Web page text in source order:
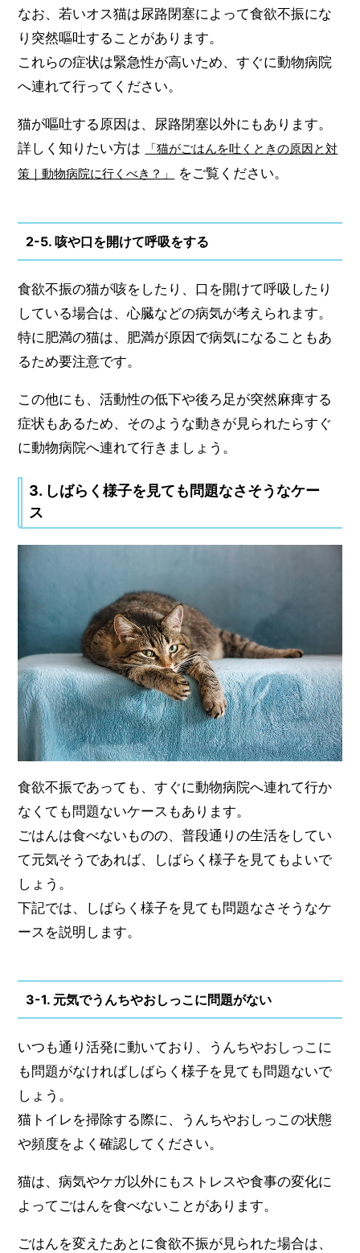
なお、若いオス猫は尿路閉塞によって食欲不振にな
り突然嘔吐することがあります。
これらの症状は緊急性が高いため、すぐに動物病院
へ連れて行ってください。
猫が嘔吐する原因は、尿路閉塞以外にもあります。
詳しく知りたい方は
「猫がごはんを吐くときの原因と対
策｜動物病院に行くべき？」
をご覧ください。
2-5. 咳や口を開けて呼吸をする
食欲不振の猫が咳をしたり、口を開けて呼吸したり
している場合は、心臓などの病気が考えられます。
特に肥満の猫は、肥満が原因で病気になることもあ
るため要注意です。
この他にも、活動性の低下や後ろ足が突然麻痺する
症状もあるため、そのような動きが見られたらすぐ
に動物病院へ連れて行きましょう。
3. しばらく様子を見ても問題なさそうなケー
ス
食欲不振であっても、すぐに動物病院へ連れて行か
なくても問題ないケースもあります。
ごはんは食べないものの、普段通りの生活をしてい
て元気そうであれば、しばらく様子を見てもよいで
しょう。
下記では、しばらく様子を見ても問題なさそうなケ
ースを説明します。
3-1. 元気でうんちやおしっこに問題がない
いつも通り活発に動いており、うんちやおしっこに
も問題がなければしばらく様子を見ても問題ないで
しょう。
猫トイレを掃除する際に、うんちやおしっこの状態
や頻度をよく確認してください。
猫は、病気やケガ以外にもストレスや食事の変化に
よってごはんを食べないことがあります。
ごはんを変えたあとに食欲不振が見られた場合は、